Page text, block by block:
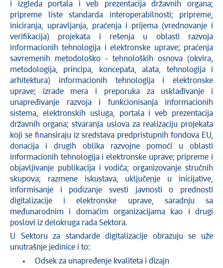
i izgleda portala i veb prezentacija državnih organa;
pripreme liste standarda interoperabilnosti; pripreme,
iniciranja, upravljanja, praćenja i prijema (vrednovanje i
verifikacija) projekata i rešenja u oblasti razvoja
informacionih tehnologija i elektronske uprave; praćenja
savremenih metodološko - tehnoloških osnova (okvira,
metodologija, principa, koncepata, alata, tehnologija i
arhitektura) informacionih tehnologija i elektronske
uprave; izrade mera i preporuka za usklađivanje i
unapređivanje razvoja i funkcionisanja informacionih
sistema, elektronskih usluga, portala i veb prezentacija
državnih organa; stvaranja uslova za realizaciju projekata
koji se finansiraju iz sredstava predpristupnih fondova EU,
donacija i drugih oblika razvojne pomoći u oblasti
informacionih tehnologija i elektronske uprave; pripreme i
objavljivanje publikacija i vodiča; organizovanje stručnih
skupova; razmene iskustava, uključenje u inicijative,
informisanje i podizanje svesti javnosti o prednosti
digitalizacije i elektronske uprave, saradnju sa
međunarodnim i domaćim organizacijama kao i drugi
poslovi iz delokruga rada Sektora.
U Sektoru za standarde digitalizacije obrazuju se uže
unutrašnje jedinice i to:
Odsek za unapređenje kvaliteta i dizajn